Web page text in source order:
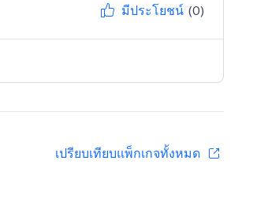
มีประโยชน์ (0)
เปรียบเทียบแพ็กเกจทั้งหมด